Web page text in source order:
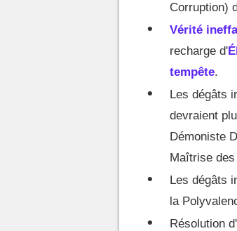
Corruption)
Vérité
recharge d'
tempête.
Les dégâts
devraient
Démoniste
Maîtrise
Les dégâts
la
Résolution